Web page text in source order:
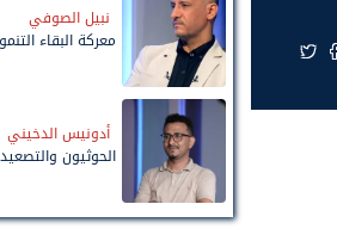
نبيل الصوفي
معركة البقاء
أدونيس الدخيني
الحوثيون